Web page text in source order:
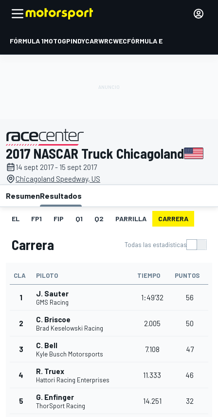
FÓRMULA 1MOTOGPINDYCARWRCWECFÓRMULA E
presentado por
2017 NASCAR Truck Chicagoland
14 sept 2017 - 15 sept 2017
Chicagoland Speedway, US
ResumenResultados
EL FP1 FIP Q1 Q2 PARRILLA CARRERA
Carrera Todas las estadísticas
CLA PILOTO TIEMPO PUNTOS
1 J. Sauter
GMS Racing
1:49'32 56
2 C. Briscoe
Brad Keselowski Racing
2.005 50
3 C. Bell
Kyle Busch Motorsports
7.108 47
4 R. Truex
Hattori Racing Enterprises
11.333 46
5 G. Enfinger
ThorSport Racing
14.251 32